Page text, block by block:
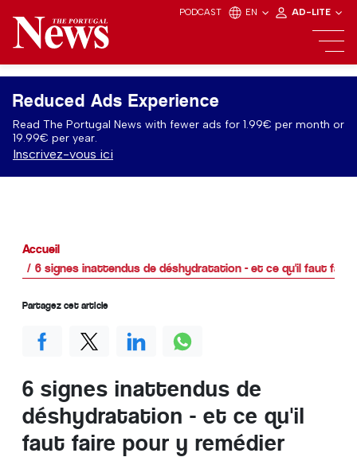
PODCAST EN AD-LITE
Reduced Ads Experience
Read The Portugal News with fewer ads for 1.99€ per month or
19.99€ per year.
Inscrivez-vous ici
Accueil
6 signes inattendus de déshydratation - et ce qu'il faut faire
6 signes inattendus de
déshydratation - et ce qu'il
faut faire pour y remédier
Partagez cet article